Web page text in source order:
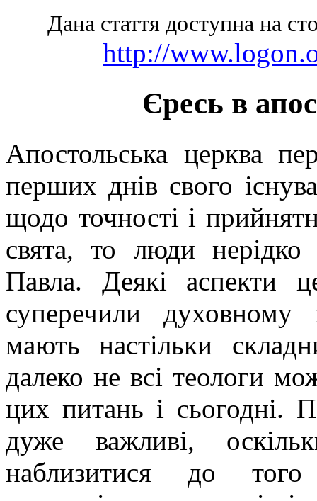
Дана стаття доступна на
http://
Єресь в
Апостольська церква
перших днів свого
щодо точності і
свята, то люди нерідко
Павла. Деякі аспекти
суперечили
мають настільки
далеко не всі теологи
цих питань і сьогодні.
дуже важливі,
наблизитися до